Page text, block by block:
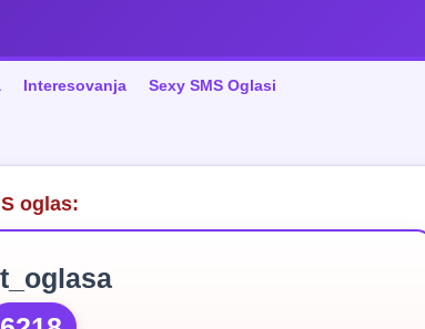
Interesovanja Sexy SMS Oglasi
oglas: